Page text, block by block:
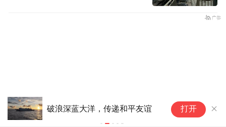
破浪深蓝大洋，传递和平友谊 打开